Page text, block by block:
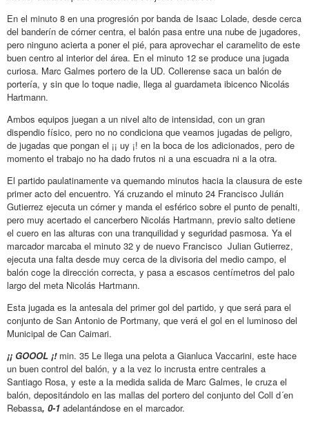
En el minuto 8 en una progresión por banda de Isaac Lolade, desde cerca
del banderín de córner centra, el balón pasa entre una nube de jugadores,
pero ninguno acierta a poner el pié, para aprovechar el caramelito de este
buen centro al interior del área. En el minuto 12 se produce una jugada
curiosa. Marc Galmes portero de la UD. Collerense saca un balón de
portería, y sin que lo toque nadie, llega al guardameta ibicenco Nicolás
Hartmann.
Ambos equipos juegan a un nivel alto de intensidad, con un gran
dispendio físico, pero no no condiciona que veamos jugadas de peligro,
de jugadas que pongan el ¡¡ uy ¡! en la boca de los adicionados, pero de
momento el trabajo no ha dado frutos ni a una escuadra ni a la otra.
El partido paulatinamente va quemando minutos hacia la clausura de este
primer acto del encuentro. Yá cruzando el minuto 24 Francisco Julián
Gutierrez ejecuta un córner y manda el esférico sobre el punto de penalti,
pero muy acertado el cancerbero Nicolás Hartmann, previo salto detiene
el cuero en las alturas con una tranquilidad y seguridad pasmosa. Ya el
marcador marcaba el minuto 32 y de nuevo Francisco Julian Gutierrez,
ejecuta una falta desde muy cerca de la divisoria del medio campo, el
balón coge la dirección correcta, y pasa a escasos centímetros del palo
largo del meta Nicolás Hartmann.
Esta jugada es la antesala del primer gol del partido, y que será para el
conjunto de San Antonio de Portmany, que verá el gol en el luminoso del
Municipal de Can Caimari.
¡¡ GOOOL ¡!min. 35 Le llega una pelota a Gianluca Vaccarini, este hace
un buen control del balón, y a la vez lo incrusta entre centrales a
Santiago Rosa, y este a la medida salida de Marc Galmes, le cruza el
balón, depositándolo en las mallas del portero del conjunto del Coll d´en
Rebassa, 0-1 adelantándose en el marcador.